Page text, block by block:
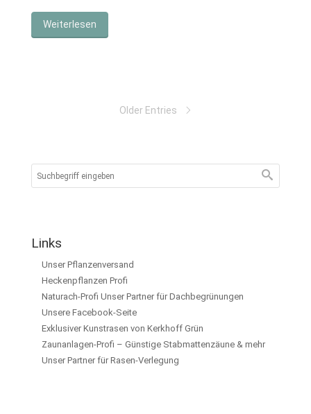
Weiterlesen
Older Entries
Links
Unser Pflanzenversand
Heckenpflanzen Profi
Naturach-Profi Unser Partner für Dachbegrünungen
Unsere Facebook-Seite
Exklusiver Kunstrasen von Kerkhoff Grün
Zaunanlagen-Profi – Günstige Stabmattenzäune & mehr
Unser Partner für Rasen-Verlegung